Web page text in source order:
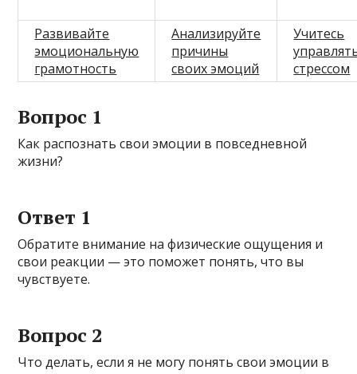
Развивайте
эмоциональную
грамотность
Анализируйте
причины
своих эмоций
Учитесь
стрессом
Вопрос 1
Как распознать свои эмоции в повседневной
жизни?
Ответ 1
Обратите внимание на физические ощущения и
свои реакции — это поможет понять, что вы
чувствуете.
Вопрос 2
Что делать, если я не могу понять свои эмоции в